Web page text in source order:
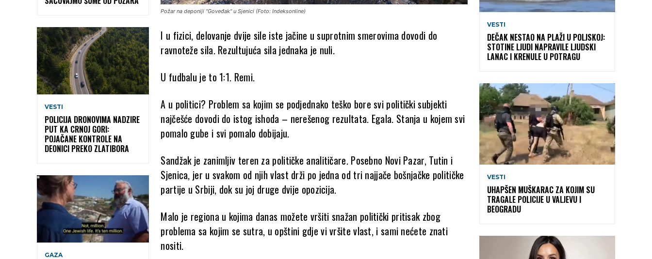
VESTI
POLICIJA DRONOVIMA NADZIRE
PUT KA CRNOJ GORI:
POJAČANE KONTROLE NA
DEONICI PREKO ZLATIBORA
GAZA
Požar na deponiji "Goveđak" u Sjenici (Foto: Indeksonline)
I u fizici, delovanje dvije sile iste jačine u suprotnim smerovima dovodi do
ravnoteže sila. Rezultujuća sila jednaka je nuli.
U fudbalu je to 1:1. Remi.
A u politici? Problem sa kojim se podjednako teško bore svi politički subjekti
najčešće dovodi do istog ishoda – nerešenog rezultata. Egala. Stanja u kojem svi
pomalo gube i svi pomalo dobijaju.
Sandžak je zanimljiv teren za političke analitičare. Posebno Novi Pazar, Tutin i
Sjenica, jer u svakom od njih vlast drži po jedna od tri najjače bošnjačke političke
partije u Srbiji, dok su joj druge dvije opozicija.
Malo je regiona u kojima danas možete vršiti snažan politički pritisak zbog
problema sa kojim se sutra, u opštini gdje vi vršite vlast, i sami nećete znati
nositi.
VESTI
DEČAK NESTAO NA PLAŽI U POLJSKOJ:
STOTINE LJUDI NAPRAVILE LJUDSKI
LANAC I KRENULE U POTRAGU
VESTI
UHAPŠEN MUŠKARAC ZA KOJIM SU
TRAGALE POLICIJE U VALJEVU I
BEOGRADU